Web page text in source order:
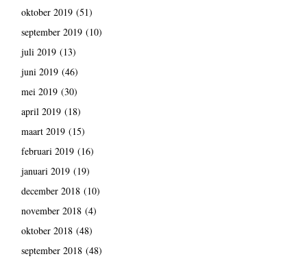
oktober 2019(51)
september 2019(10)
juli 2019(13)
juni 2019(46)
mei 2019(30)
april 2019(18)
maart 2019(15)
februari 2019(16)
januari 2019(19)
december 2018(10)
november 2018(4)
oktober 2018(48)
september 2018(48)